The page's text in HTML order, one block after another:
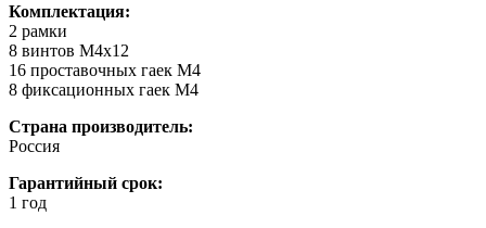
Комплектация:
2 рамки
8 винтов M4x12
16 проставочных гаек М4
8 фиксационных гаек M4
Страна производитель:
Россия
Гарантийный срок:
1 год